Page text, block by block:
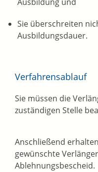
Sie überschreiten
Ausbildungsdauer.
Verfahrensablauf
Sie müssen die
zuständigen Stelle
Anschließend
gewünschte
Ablehnungsbescheid.